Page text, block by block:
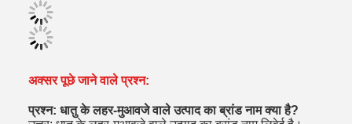
अक्सर पूछे जाने वाले प्रश्न:
प्रश्न: धातु के लहर-मुआवजे वाले उत्पाद का ब्रांड नाम क्या है?